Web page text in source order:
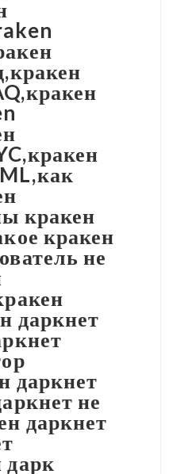
кракен
кракен
не
даркнет
даркнет
не
даркнет
дарк